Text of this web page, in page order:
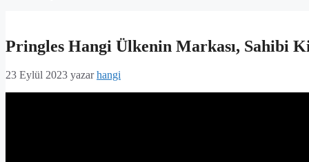
Pringles Hangi Ülkenin Markası, Sahibi
23 Eylül 2023 yazarhangi